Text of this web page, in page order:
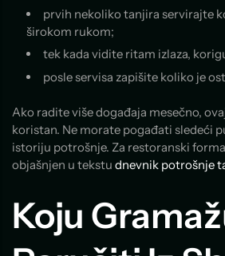
prvih nekoliko tanjira servirajte
širokom rukom;
tek kada vidite ritam izlaza,
posle servisa zapišite koliko je
Ako radite više događaja mesečno,
koristan. Ne morate pogađati sledeći
istoriju potrošnje. Za restoranski
objašnjen u tekstu dnevnik potrošnje
Koju